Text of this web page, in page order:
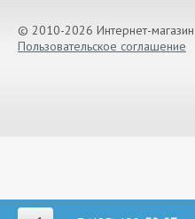
© 2010-2026 Интернет-магазин
Пользовательское соглашение